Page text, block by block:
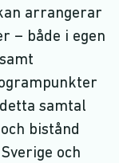
arrangerar
– både i egen
samtal
bistånd
och